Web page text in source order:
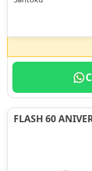
FLASH 60